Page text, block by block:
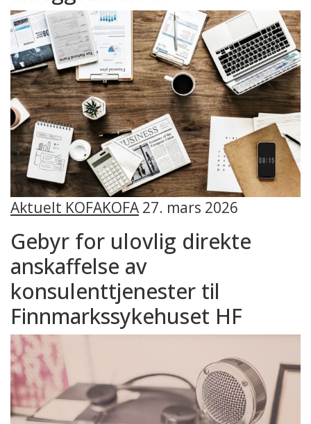
Aktuelt KOFAKOFA 27. mars 2026
Gebyr for ulovlig direkte
anskaffelse av
konsulenttjenester til
Finnmarkssykehuset HF